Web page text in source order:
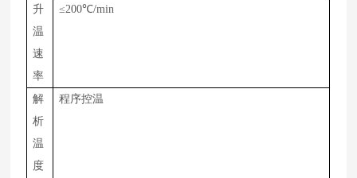
升
温
速
率
≤200℃/min
解
析
温
度
程序控温